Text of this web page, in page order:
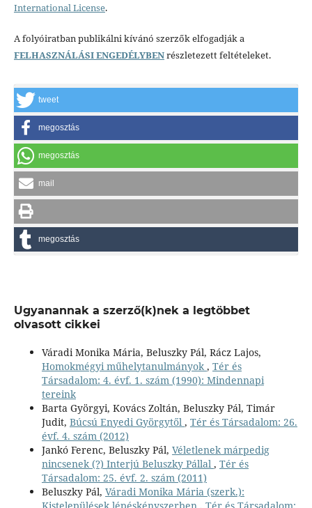
International License.
A folyóiratban publikálni kívánó szerzők elfogadják a
FELHASZNÁLÁSI ENGEDÉLYBENrészletezett feltételeket.
tweet
megosztás
megosztás
mail
megosztás
Ugyanannak a szerző(k)nek a legtöbbet
olvasott cikkei
Váradi Monika Mária, Beluszky Pál, Rácz Lajos,
Homokmégyi műhelytanulmányok , Tér és
Társadalom: 4. évf. 1. szám (1990): Mindennapi
tereink
Barta Györgyi, Kovács Zoltán, Beluszky Pál, Timár
Judit, Búcsú Enyedi Györgytől , Tér és Társadalom: 26.
évf. 4. szám (2012)
Jankó Ferenc, Beluszky Pál, Véletlenek márpedig
nincsenek (?) Interjú Beluszky Pállal , Tér és
Társadalom: 25. évf. 2. szám (2011)
Beluszky Pál, Váradi Monika Mária (szerk.):